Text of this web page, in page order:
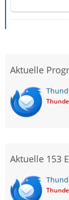
Aktuelle
Aktuelle 153